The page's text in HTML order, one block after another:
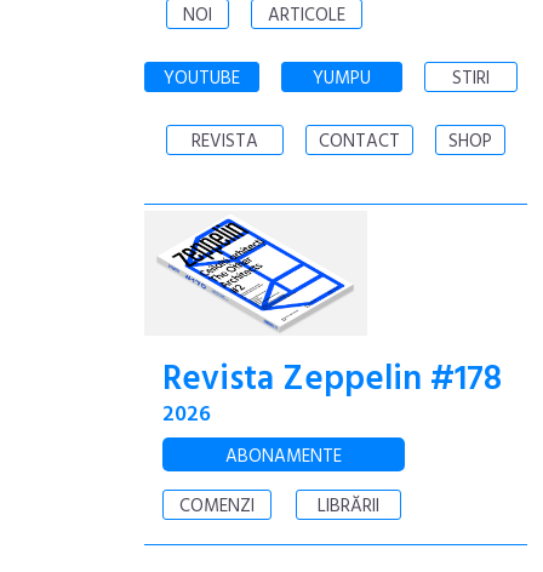
NOI ARTICOLE
YOUTUBE YUMPU STIRI
REVISTA CONTACT SHOP
Revista Zeppelin #178
2026
ABONAMENTE
COMENZI
LIBRĂRII